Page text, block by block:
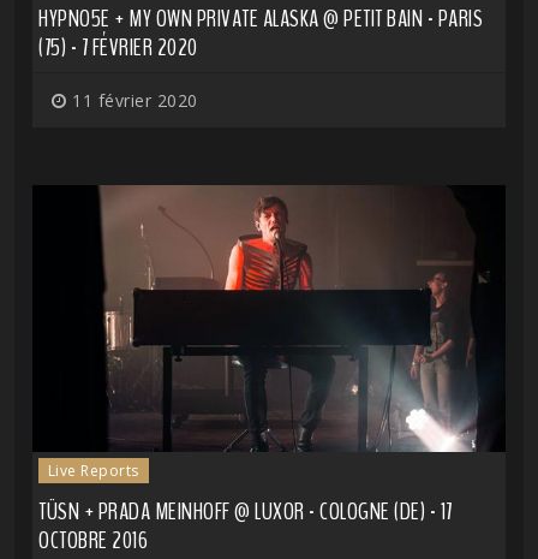
HYPNO5E + MY OWN PRIVATE ALASKA @ PETIT BAIN - PARIS
(75) - 7 FÉVRIER 2020
11 février 2020
Live Reports
TÜSN + PRADA MEINHOFF @ LUXOR - COLOGNE (DE) - 17
OCTOBRE 2016